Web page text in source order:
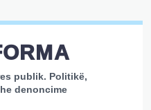
publik. Politikë,
denoncime